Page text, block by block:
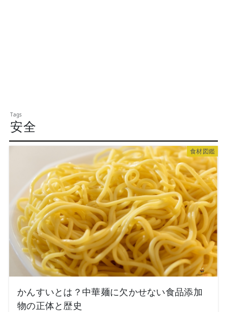
安全
食材図鑑
かんすいとは？中華麺に欠かせない食品添加
物の正体と歴史